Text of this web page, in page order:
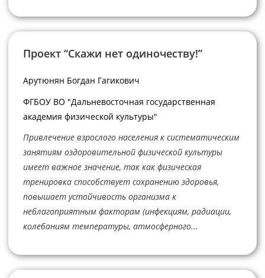
Проект “Скажи нет одиночеству!”
Арутюнян Богдан Гагикович
ФГБОУ ВО "Дальневосточная государственная
академия физической культуры"
Привлечение взрослого населения к систематическим
занятиям оздоровительной физической культуры
имеет важное значение, так как физическая
тренировка способствует сохранению здоровья,
повышает устойчивость организма к
неблагоприятным факторам (инфекциям, радиации,
колебаниям температуры, атмосферного...